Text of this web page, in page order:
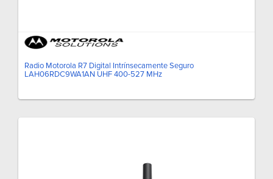
Radio Motorola R7 Digital Intrínsecamente Seguro
LAH06RDC9WA1AN UHF 400-527 MHz